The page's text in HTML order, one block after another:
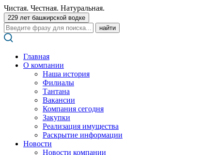
Чистая. Честная. Натуральная.
229 лет башкирской водке
Поиск:
Главная
О компании
Наша история
Филиалы
Тантана
Вакансии
Компания сегодня
Закупки
Реализация имущества
Раскрытие информации
Новости
Новости компании